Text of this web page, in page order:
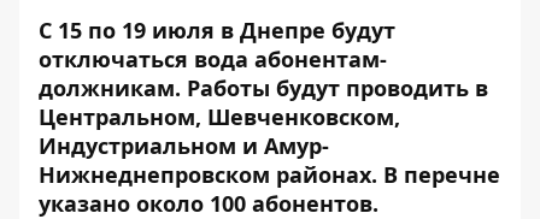
С 15 по 19 июля в Днепре будут
отключаться вода абонентам-
должникам. Работы будут проводить в
Центральном, Шевченковском,
Индустриальном и Амур-
Нижнеднепровском районах. В перечне
указано около 100 абонентов.